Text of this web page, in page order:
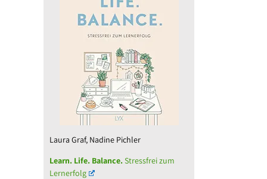
Laura Graf, Nadine Pichler
Learn. Life. Balance.Stressfrei zum
Lernerfolg